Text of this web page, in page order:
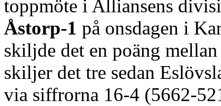
toppmöte i Alliansens
Åstorp-1 på onsdagen i
skiljde det en poäng
skiljer det tre sedan
via siffrorna 16-4 (5662-